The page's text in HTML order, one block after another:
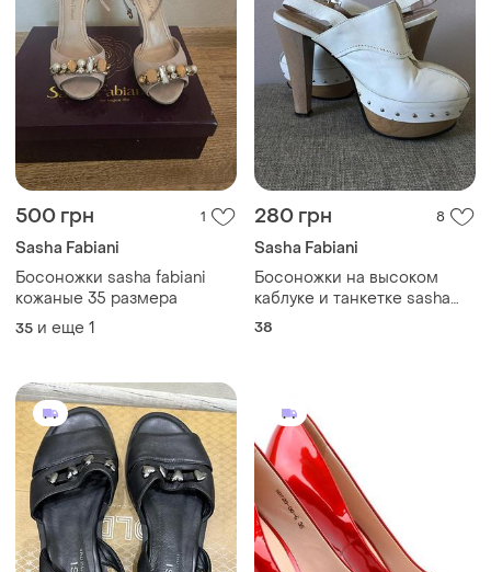
500 грн 1
Sasha Fabiani
Босоножки sasha fabiani
кожаные 35 размера
35 и еще 1
280 грн 8
Sasha Fabiani
Босоножки на высоком
каблуке и танкетке sasha
fabiani
38